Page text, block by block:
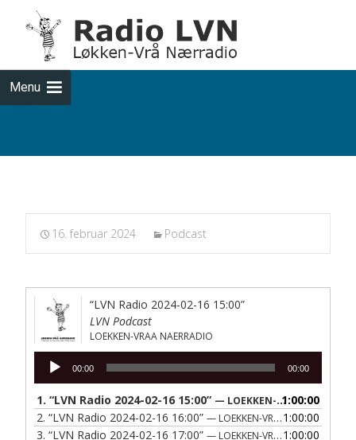
Menu
Podcasts fra 2024-02-16
16. februar 2024 Podcast
“LVN Radio 2024-02-16 15:00”
LVN Podcast
LOEKKEN-VRAA NAERRADIO
Lydafspiller
00:00 00:00
1. “LVN Radio 2024-02-16 15:00” — LOEKKEN-VRAA NAERRADIO 1:00:00
2. “LVN Radio 2024-02-16 16:00” — LOEKKEN-VRAA NAERRADIO
1:00:00
3. “LVN Radio 2024-02-16 17:00” — LOEKKEN-VRAA NAERRADIO
1:00:00